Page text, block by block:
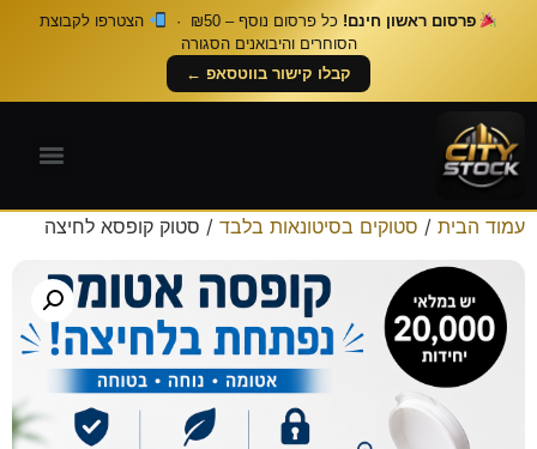
פרסום ראשון חינם! כל פרסום נוסף – ₪50 ·
הצטרפו לקבוצת
הסוחרים והיבואנים הסגורה
קבלו קישור בווטסאפ ←
עמוד הבית / סטוקים בסיטונאות בלבד / סטוק קופסא לחיצה